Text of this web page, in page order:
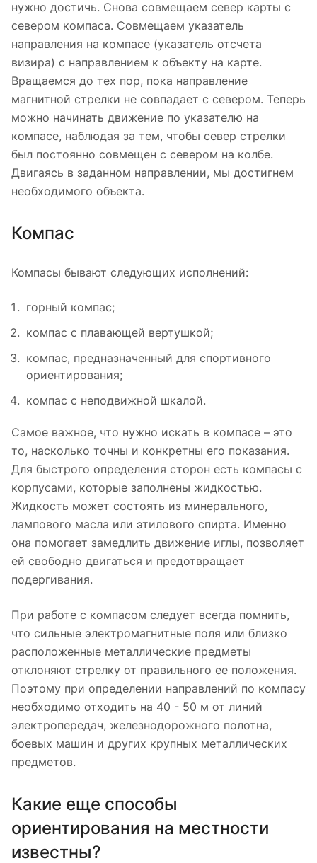
нужно достичь. Снова совмещаем север карты с
севером компаса. Совмещаем указатель
направления на компасе (указатель отсчета
визира) с направлением к объекту на карте.
Вращаемся до тех пор, пока направление
магнитной стрелки не совпадает с севером. Теперь
можно начинать движение по указателю на
компасе, наблюдая за тем, чтобы север стрелки
был постоянно совмещен с севером на колбе.
Двигаясь в заданном направлении, мы достигнем
необходимого объекта.
Компас
Компасы бывают следующих исполнений:
горный компас;
компас с плавающей вертушкой;
компас, предназначенный для спортивного
ориентирования;
компас с неподвижной шкалой.
Самое важное, что нужно искать в компасе – это
то, насколько точны и конкретны его показания.
Для быстрого определения сторон есть компасы с
корпусами, которые заполнены жидкостью.
Жидкость может состоять из минерального,
лампового масла или этилового спирта. Именно
она помогает замедлить движение иглы, позволяет
ей свободно двигаться и предотвращает
подергивания.
При работе с компасом следует всегда помнить,
что сильные электромагнитные поля или близко
расположенные металлические предметы
отклоняют стрелку от правильного ее положения.
Поэтому при определении направлений по компасу
необходимо отходить на 40 - 50 м от линий
электропередач, железнодорожного полотна,
боевых машин и других крупных металлических
предметов.
Какие еще способы
ориентирования на местности
известны?